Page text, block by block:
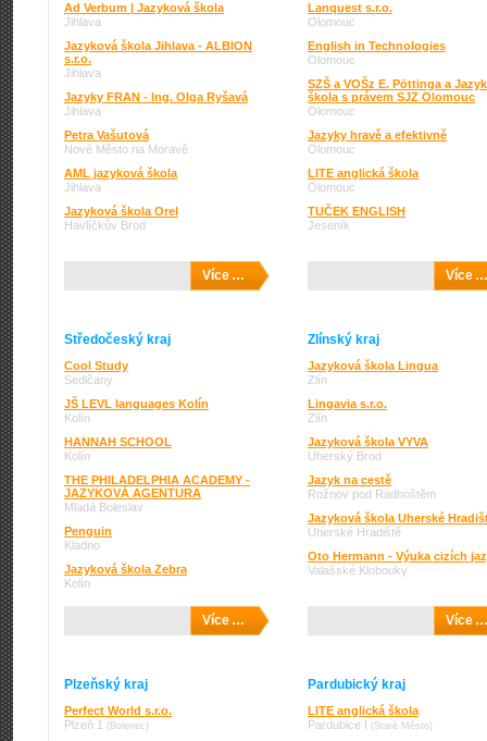
Ad Verbum | Jazyková škola
Jihlava
Jazyková škola Jihlava - ALBION
s.r.o.
Jihlava
Jazyky FRAN - Ing. Olga Ryšavá
Jihlava
Petra Vašutová
Nové Město na Moravě
AML jazyková škola
Jihlava
Jazyková škola Orel
Havlíčkův Brod
Více …
Lanquest s.r.o.
Olomouc
English in Technologies
Olomouc
SZŠ a VOŠz E. Pöttinga a
škola s právem SJZ Olomouc
Olomouc
Jazyky hravě a efektivně
Olomouc
LITE anglická škola
Olomouc
TUČEK ENGLISH
Jeseník
Více …
Středočeský kraj
Cool Study
Sedlčany
JŠ LEVL languages Kolín
Kolín
HANNAH SCHOOL
Kolín
THE PHILADELPHIA ACADEMY -
JAZYKOVÁ AGENTURA
Mladá Boleslav
Penguin
Kladno
Jazyková škola Zebra
Kolín
Více …
Zlínský kraj
Jazyková škola Lingua
Zlín
Lingavia s.r.o.
Zlín
Jazyková škola VYVA
Uherský Brod
Jazyk na cestě
Rožnov pod Radhoštěm
Jazyková škola Uherské
Uherské Hradiště
Oto Hermann - Výuka cizích
Valašské Klobouky
Více …
Plzeňský kraj
Perfect World s.r.o.
Plzeň 1 (Bolevec)
Pardubický kraj
LITE anglická škola
Pardubice I (Staré Město)